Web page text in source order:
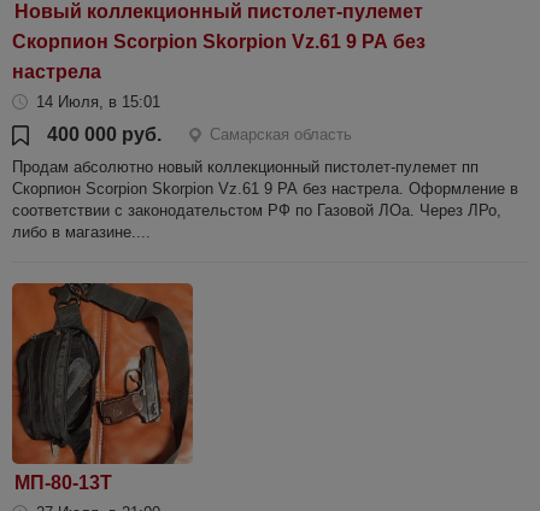
Новый коллекционный пистолет-пулемет
Скорпион Scorpion Skorpion Vz.61 9 РА без
настрела
14 Июля, в 15:01
400 000 руб.
Самарская область
Продам абсолютно новый коллекционный пистолет-пулемет пп
Скорпион Scorpion Skorpion Vz.61 9 РА без настрела. Оформление в
соответствии с законодательстом РФ по Газовой ЛОа. Через ЛРо,
либо в магазине....
МП-80-13Т